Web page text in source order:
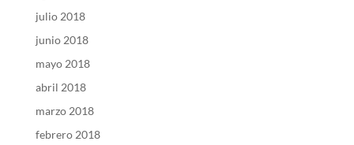
julio 2018
junio 2018
mayo 2018
abril 2018
marzo 2018
febrero 2018